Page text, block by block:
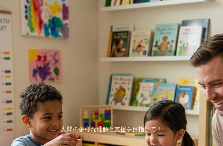
人間の多様な理解と支援を目指して！